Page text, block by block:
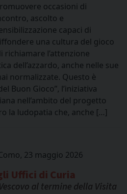
occasioni di
ascolto e
capaci di
una cultura del gioco
richiamare l’attenzione
dell’azzardo, anche nelle sue
normalizzate. Questo è
Buon Gioco”, l’iniziativa
nell’ambito del progetto
la ludopatia che, anche […]
23 maggio 2026
Uffici di Curia
al termine della Visita